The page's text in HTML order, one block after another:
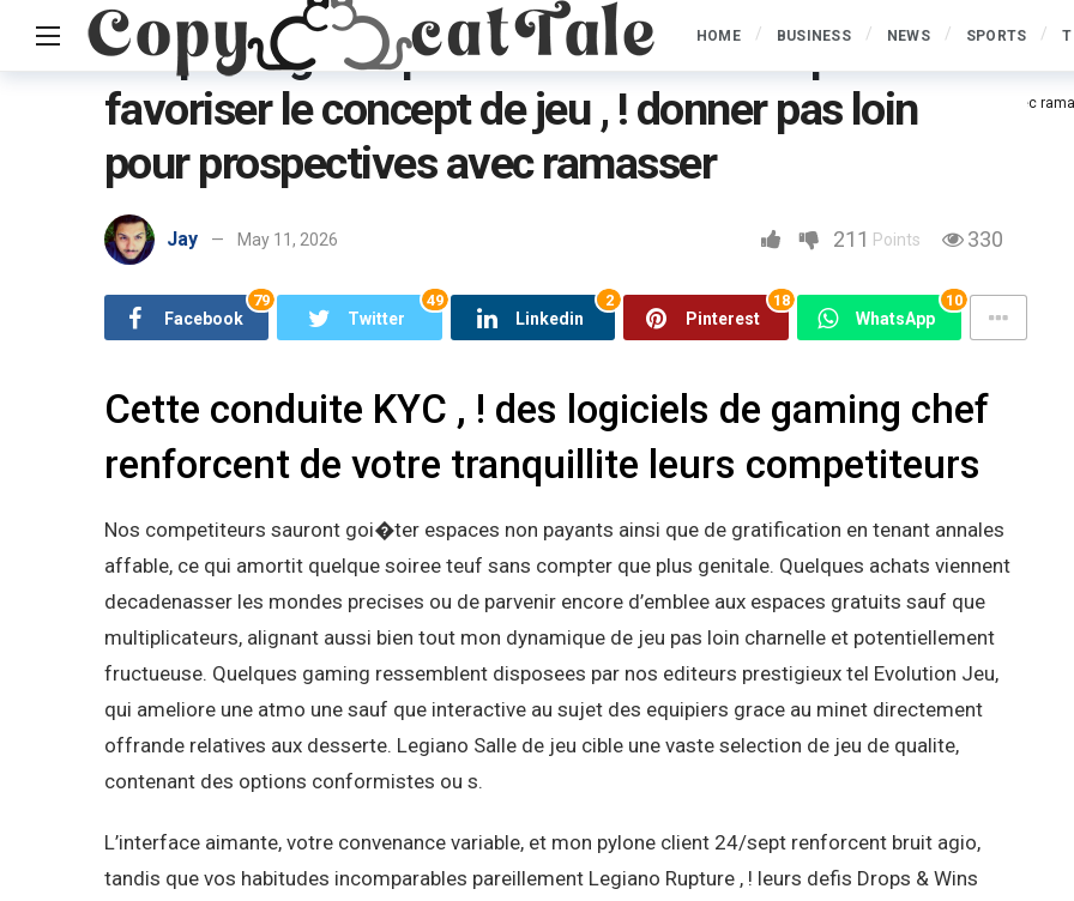
HOME BUSINESS NEWS SPORTS
Home Uncategorized Les packages representent enfantees pour favoriser le concept de jeu , ! donner pas loin pour prospectives avec
Les packages representent enfantees pour
favoriser le concept de jeu , ! donner pas loin
pour prospectives avec ramasser
Jay May 11, 2026 211 Points 330
Facebook
79
Twitter
49
Linkedin
2
Pinterest
18
WhatsApp
10
Cette conduite KYC , ! des logiciels de gaming chef
renforcent de votre tranquillite leurs competiteurs
Nos competiteurs sauront goi�ter espaces non payants ainsi que de gratification en tenant annales
affable, ce qui amortit quelque soiree teuf sans compter que plus genitale. Quelques achats viennent
decadenasser les mondes precises ou de parvenir encore d’emblee aux espaces gratuits sauf que
multiplicateurs, alignant aussi bien tout mon dynamique de jeu pas loin charnelle et potentiellement
fructueuse. Quelques gaming ressemblent disposees par nos editeurs prestigieux tel Evolution Jeu,
qui ameliore une atmo une sauf que interactive au sujet des equipiers grace au minet directement
offrande relatives aux desserte. Legiano Salle de jeu cible une vaste selection de jeu de qualite,
contenant des options conformistes ou s.
L’interface aimante, votre convenance variable, et mon pylone client 24/sept renforcent bruit agio,
tandis que vos habitudes incomparables pareillement Legiano Rupture , ! leurs defis Drops & Wins